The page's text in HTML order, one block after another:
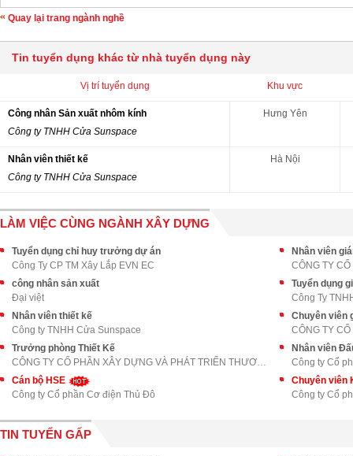
Quay lại trang ngành nghề
Tin tuyển dụng khác từ nhà tuyển dụng này
Vị trí tuyển dụng Khu vực
Công nhân Sản xuất nhôm kính
Công ty TNHH Cửa Sunspace
Hưng Yên
Nhân viên thiết kế
Công ty TNHH Cửa Sunspace
Hà Nội
LÀM VIỆC CÙNG NGÀNH XÂY DỰNG
Tuyển dụng chỉ huy trưởng dự án
Công Ty CP TM Xây Lắp EVN EC
Nhân viên
CÔNG TY
công nhân sản xuất
Đại việt
Tuyển dụng
Công Ty
Nhân viên thiết kế
Công ty TNHH Cửa Sunspace
Chuyên viên
CÔNG TY
Trưởng phòng Thiết Kế
CÔNG TY CỔ PHẦN XÂY DỰNG VÀ PHÁT TRIỂN THƯƠNG MẠI
Nhân viên
Công ty Cổ
Cán bộ HSE
Công ty Cổ phần Cơ điện Thủ Đô
Chuyên viên
Công ty Cổ
TIN TUYỂN GẤP